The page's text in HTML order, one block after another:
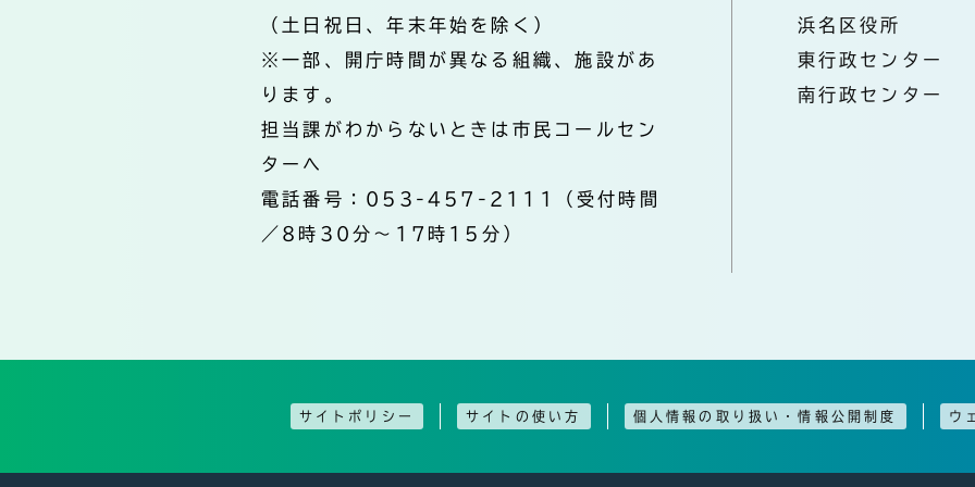
（土日祝日、年末年始を除く）
※一部、開庁時間が異なる組織、施設があ
ります。
担当課がわからないときは市民コールセン
ターへ
電話番号：053-457-2111（受付時間
／8時30分～17時15分）
浜名区役所
東行政センター
南行政センター
サイトポリシー サイトの使い方 個人情報の取り扱い・情報公開制度 ウ